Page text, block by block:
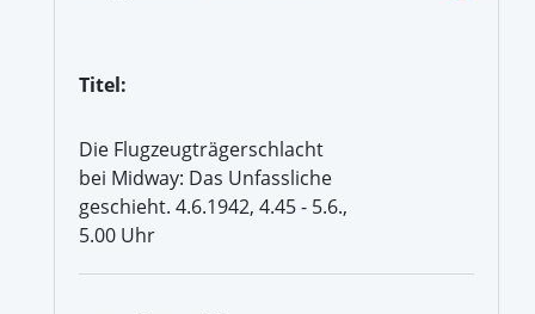
Titel:
Die Flugzeugträgerschlacht
bei Midway: Das Unfassliche
geschieht. 4.6.1942, 4.45 - 5.6.,
5.00 Uhr